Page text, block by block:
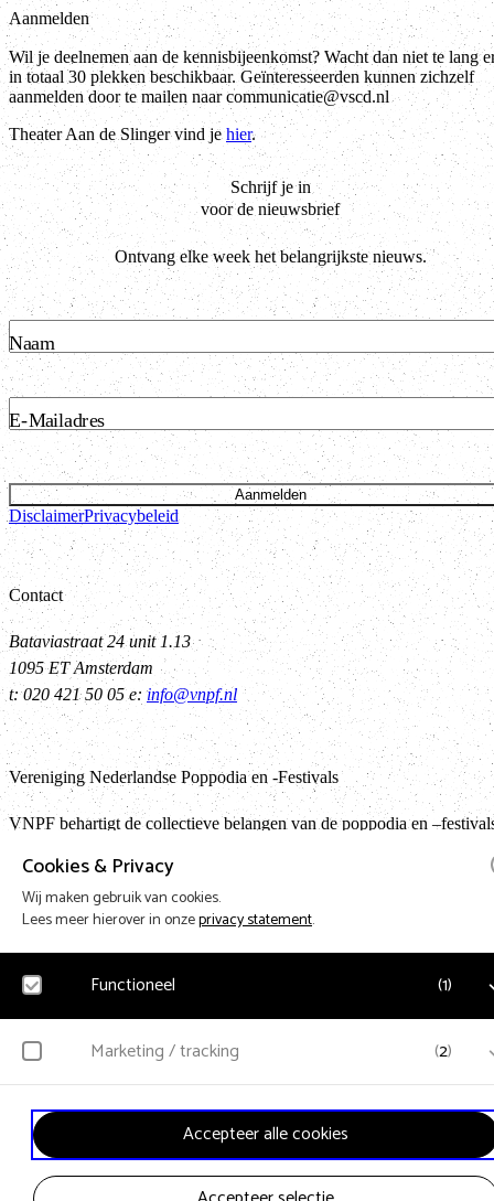
Cookies & Privacy
Wij maken gebruik van cookies.
Lees meer hierover in onzeprivacy statement.
Functioneel (1)
Noodzakelijk
functionele cookies geplaatst. Hierbij worden geen persoonsgegevens verzameld.
Marketing / tracking (2)
YouTube
Klikgedrag, bekeken video’s en aangepaste voorkeuren worden verzameld.
Bezoekersinformatie en gebruikersgedrag wordt gebruikt voor advertenties.
Accepteer alle cookies
Aanmelden
Wil je deelnemen aan de kennisbijeenkomst? Wacht dan niet te lang
in totaal 30 plekken beschikbaar. Geïnteresseerden kunnen zichzelf
aanmelden door te mailen naar communicatie@vscd.nl
Theater Aan de Slinger vind jehier.
Schrijf je in
voor de nieuwsbrief
Ontvang elke week het belangrijkste nieuws.
Naam
E-Mailadres
Aanmelden
DisclaimerPrivacybeleid
Contact
Bataviastraat 24 unit 1.13
1095 ET Amsterdam
t: 020 421 50 05 e: info@vnpf.nl
Vereniging Nederlandse Poppodia en -Festivals
VNPF behartigt de collectieve belangen van de poppodia en